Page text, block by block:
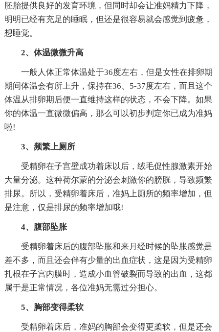
胚胎提供良好的发育环境，但同时却会让准妈精力下降，
明明已经有充足的睡眠，但还是很容易就会感觉到疲惫，
想睡觉。
2、体温微微升高
一般人体正常体温处于36度左右，但是女性在排卵期
期间体温会有所上升，保持在36、5-37度左右，而且这个
体温从排卵期后便一直维持这样的状态，不会下降。如果
你的体温一直微微偏高，那么可以初步判定你已成为准妈
啦!
3、频繁上厕所
受精卵在子宫壁成功着床以后，绒毛促性腺激素开始
大量分泌。这种荷尔蒙的分泌会刺激你的膀胱，导致频繁
排尿。所以，受精卵着床后，准妈上厕所的频率增加，但
是注意，仅是排尿的频率增加哦!
4、腹部坠胀
受精卵着床后的腹部坠胀和来月经时候的坠胀感觉是
差不多，而且还会伴有少量的出血症状，这是因为受精卵
扎根在子宫内膜时，造成小血管破裂而导致的出血，这都
属于是正常情况，各位准妈无需过分担心。
5、胸部变得柔软
受精卵着床后，准妈的胸部会变得更柔软，但是还会